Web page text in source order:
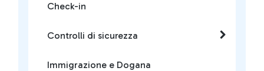
Check-in
Controlli di sicurezza
Immigrazione e Dogana